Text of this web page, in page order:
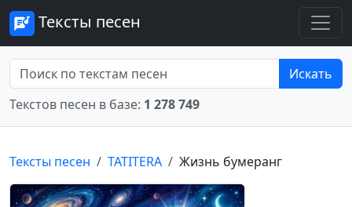
Тексты песен
Искать
Текстов песен в базе: 1 278 749
Тексты песен TATITERA Жизнь бумеранг